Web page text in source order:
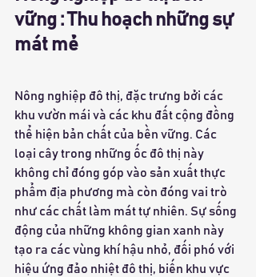
vững : Thu hoạch những sự
mát mẻ
Nông nghiệp đô thị, đặc trưng bởi các
khu vườn mái và các khu đất cộng đồng
thể hiện bản chất của bền vững. Các
loại cây trong những ốc đô thị này
không chỉ đóng góp vào sản xuất thực
phẩm địa phương mà còn đóng vai trò
như các chất làm mát tự nhiên. Sự sống
động của những không gian xanh này
tạo ra các vùng khí hậu nhỏ, đối phó với
hiệu ứng đảo nhiệt đô thị, biến khu vực